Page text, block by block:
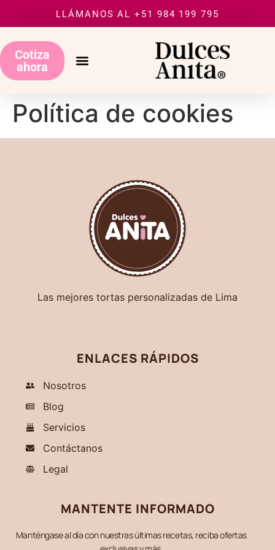
LLÁMANOS AL +51 984 199 795
Cotiza
ahora
Política de cookies
Las mejores tortas personalizadas de Lima
ENLACES RÁPIDOS
Nosotros
Blog
Servicios
Contáctanos
Legal
MANTENTE INFORMADO
Manténgase al día con nuestras últimas recetas, reciba ofertas